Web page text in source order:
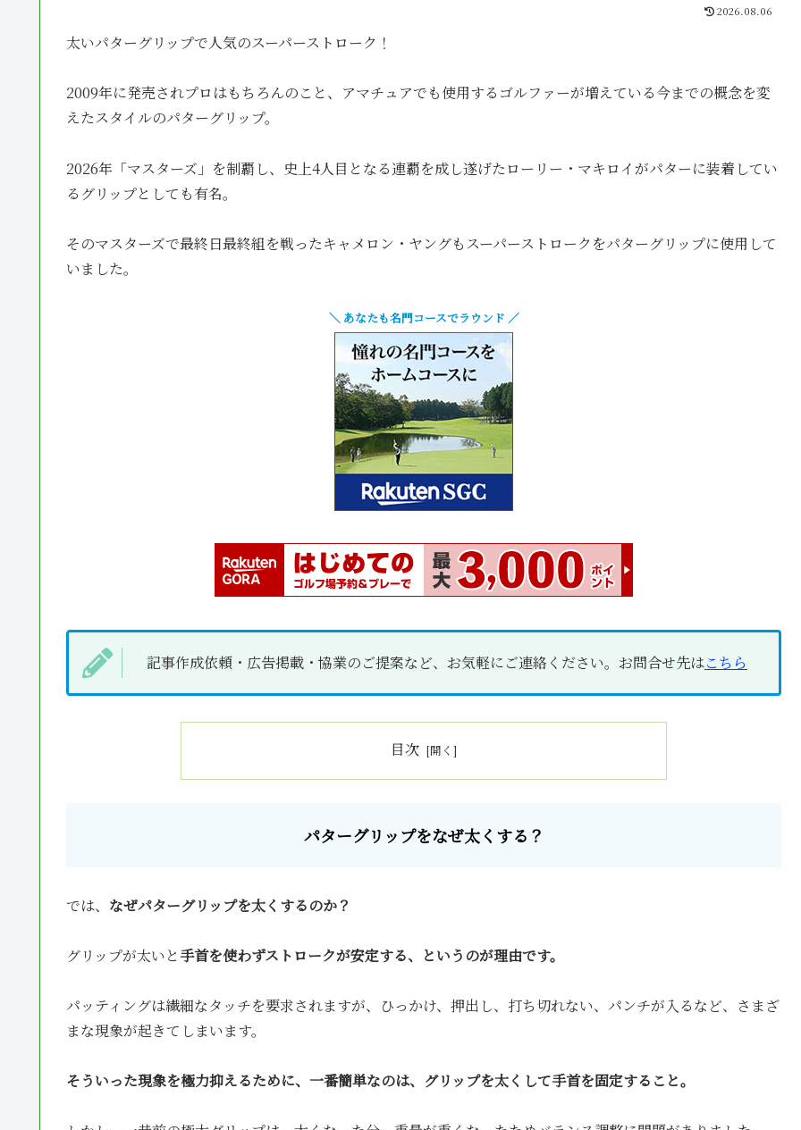
2026.08.06
太いパターグリップで人気のスーパーストローク！
2009年に発売されプロはもちろんのこと、アマチュアでも使用するゴルファーが増えている今までの概念を変
えたスタイルのパターグリップ。
2026年「マスターズ」を制覇し、史上4人目となる連覇を成し遂げたローリー・マキロイがパターに装着してい
るグリップとしても有名。
そのマスターズで最終日最終組を戦ったキャメロン・ヤングもスーパーストロークをパターグリップに使用して
いました。
＼ あなたも名門コースでラウンド ／
記事作成依頼・広告掲載・協業のご提案など、お気軽にご連絡ください。お問合せ先はこちら
目次
パターグリップをなぜ太くする？
では、 なぜパターグリップを太くするのか？
グリップが太いと手首を使わずストロークが安定する、というのが理由です。
パッティングは繊細なタッチを要求されますが、ひっかけ、押出し、打ち切れない、パンチが入るなど、さまざ
まな現象が起きてしまいます。
そういった現象を極力抑えるために、一番簡単なのは、グリップを太くして手首を固定すること。